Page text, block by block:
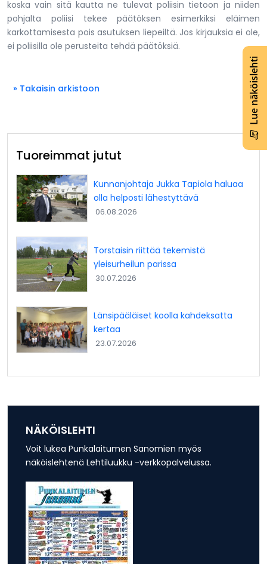
Lue näköislehti
koska vain sitä kautta ne tulevat poliisin tietoon ja niiden
pohjalta poliisi tekee päätöksen esimerkiksi eläimen
karkottamisesta pois asutuksen liepeiltä. Jos kirjauksia ei ole,
ei poliisilla ole perusteita tehdä päätöksiä.
» Takaisin arkistoon
Tuoreimmat jutut
Kunnanjohtaja Jukka Tapiola haluaa
olla helposti lähestyttävä
06.08.2026
Torstaisin riittää tekemistä
yleisurheilun parissa
30.07.2026
Länsipääläiset koolla kahdeksatta
kertaa
23.07.2026
NÄKÖISLEHTI
Voit lukea Punkalaitumen Sanomien myös
näköislehtenä Lehtiluukku -verkkopalvelussa.